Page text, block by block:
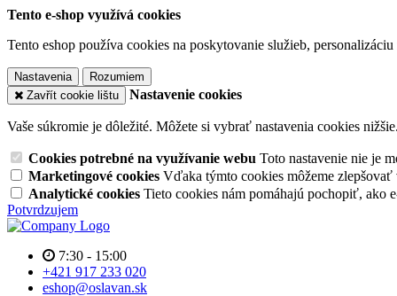
Tento e-shop využívá cookies
Tento eshop používa cookies na poskytovanie služieb,
Nastavenia
Rozumiem
Zavřít cookie lištu
Nastavenie cookies
Vaše súkromie je dôležité. Môžete si vybrať nastavenia cookies nižšie.
Cookies potrebné na využívanie webu Toto nastavenie nie je
Marketingové cookies Vďaka týmto cookies môžeme
Analytické cookies Tieto cookies nám pomáhajú pochopiť, ako
Potvrdzujem
7:30 - 15:00
+421 917 233 020
eshop@oslavan.sk